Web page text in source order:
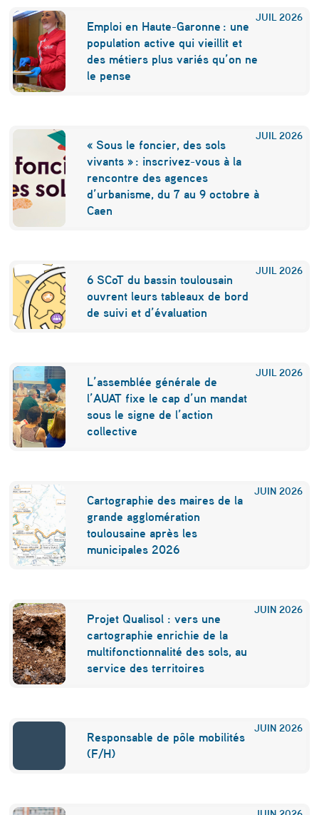
p
è
s
e
p
l
u
e
n
p
u
s
l
o
r
d
s
u
l
e
p
r
x
e
v
JUIL 2026
Emploi en Haute-Garonne : une
population active qui vieillit et
des métiers plus variés qu’on ne
le pense
JUIL 2026
« Sous le foncier, des sols
vivants » : inscrivez-vous à la
rencontre des agences
d’urbanisme, du 7 au 9 octobre à
Caen
JUIL 2026
6 SCoT du bassin toulousain
ouvrent leurs tableaux de bord
de suivi et d’évaluation
JUIL 2026
L’assemblée générale de
l’AUAT fixe le cap d’un mandat
sous le signe de l’action
collective
JUIN 2026
Cartographie des maires de la
grande agglomération
toulousaine après les
municipales 2026
JUIN 2026
Projet Qualisol : vers une
cartographie enrichie de la
multifonctionnalité des sols, au
service des territoires
JUIN 2026
Responsable de pôle mobilités
(F/H)